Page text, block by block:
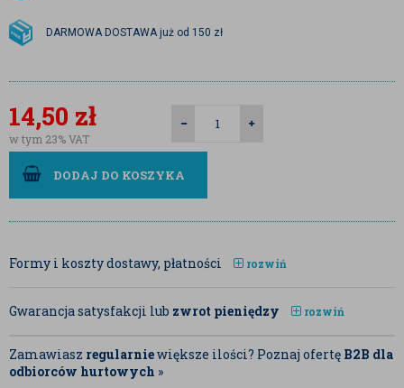
DARMOWA DOSTAWA już od 150 zł
14,50 zł
w tym 23% VAT
DODAJ DO KOSZYKA
Formy i koszty dostawy, płatności rozwiń
Gwarancja satysfakcji lub zwrot pieniędzy rozwiń
Zamawiasz regularniewiększe ilości? Poznaj ofertę B2B dla
odbiorców hurtowych »